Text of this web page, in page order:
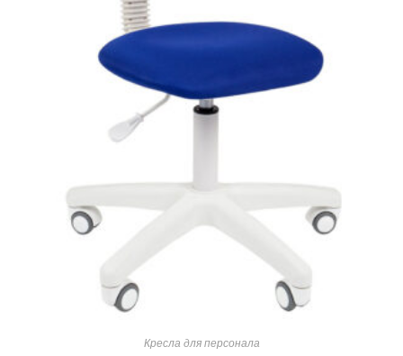
Кресла для персонала